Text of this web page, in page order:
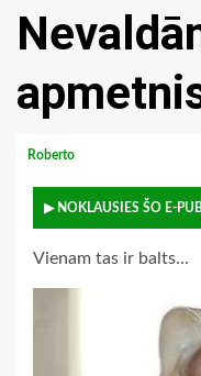
Roberto
▶ NOKLAUSIES ŠO E-
Vienam tas ir balts…